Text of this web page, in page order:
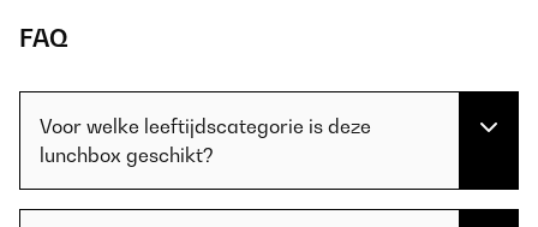
FAQ
Voor welke leeftijdscategorie is deze
lunchbox geschikt?